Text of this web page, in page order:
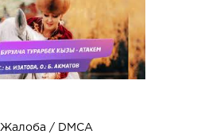
Жалоба / DMCA